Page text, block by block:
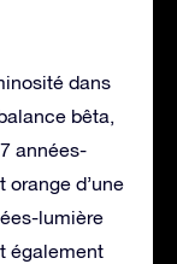
dans
bêta,
années-
orange d’une
lumière
également